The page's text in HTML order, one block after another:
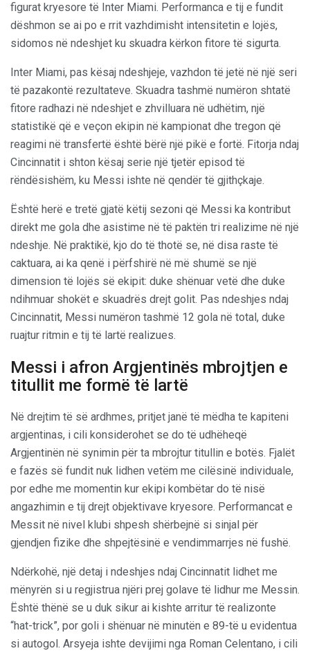
figurat kryesore të Inter Miami. Performanca e tij e fundit
dëshmon se ai po e rrit vazhdimisht intensitetin e lojës,
sidomos në ndeshjet ku skuadra kërkon fitore të sigurta.
Inter Miami, pas kësaj ndeshjeje, vazhdon të jetë në një seri
të pazakontë rezultateve. Skuadra tashmë numëron shtatë
fitore radhazi në ndeshjet e zhvilluara në udhëtim, një
statistikë që e veçon ekipin në kampionat dhe tregon që
reagimi në transfertë është bërë një pikë e fortë. Fitorja ndaj
Cincinnatit i shton kësaj serie një tjetër episod të
rëndësishëm, ku Messi ishte në qendër të gjithçkaje.
Është herë e tretë gjatë këtij sezoni që Messi ka kontribut
direkt me gola dhe asistime në të paktën tri realizime në një
ndeshje. Në praktikë, kjo do të thotë se, në disa raste të
caktuara, ai ka qenë i përfshirë në më shumë se një
dimension të lojës së ekipit: duke shënuar vetë dhe duke
ndihmuar shokët e skuadrës drejt golit. Pas ndeshjes ndaj
Cincinnatit, Messi numëron tashmë 12 gola në total, duke
ruajtur ritmin e tij të lartë realizues.
Messi i afron Argjentinës mbrojtjen e
titullit me formë të lartë
Në drejtim të së ardhmes, pritjet janë të mëdha te kapiteni
argjentinas, i cili konsiderohet se do të udhëheqë
Argjentinën në synimin për ta mbrojtur titullin e botës. Fjalët
e fazës së fundit nuk lidhen vetëm me cilësinë individuale,
por edhe me momentin kur ekipi kombëtar do të nisë
angazhimin e tij drejt objektivave kryesore. Performancat e
Messit në nivel klubi shpesh shërbejnë si sinjal për
gjendjen fizike dhe shpejtësinë e vendimmarrjes në fushë.
Ndërkohë, një detaj i ndeshjes ndaj Cincinnatit lidhet me
mënyrën si u regjistrua njëri prej golave të lidhur me Messin.
Është thënë se u duk sikur ai kishte arritur të realizonte
“hat-trick”, por goli i shënuar në minutën e 89-të u evidentua
si autogol. Arsyeja ishte devijimi nga Roman Celentano, i cili